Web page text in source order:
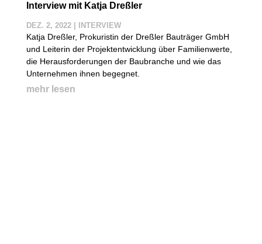
Interview mit Katja Dreßler
DEZ. 2, 2022| INTERVIEW
Katja Dreßler, Prokuristin der Dreßler Bauträger GmbH
und Leiterin der Projektentwicklung über Familienwerte,
die Herausforderungen der Baubranche und wie das
Unternehmen ihnen begegnet.
mehr lesen